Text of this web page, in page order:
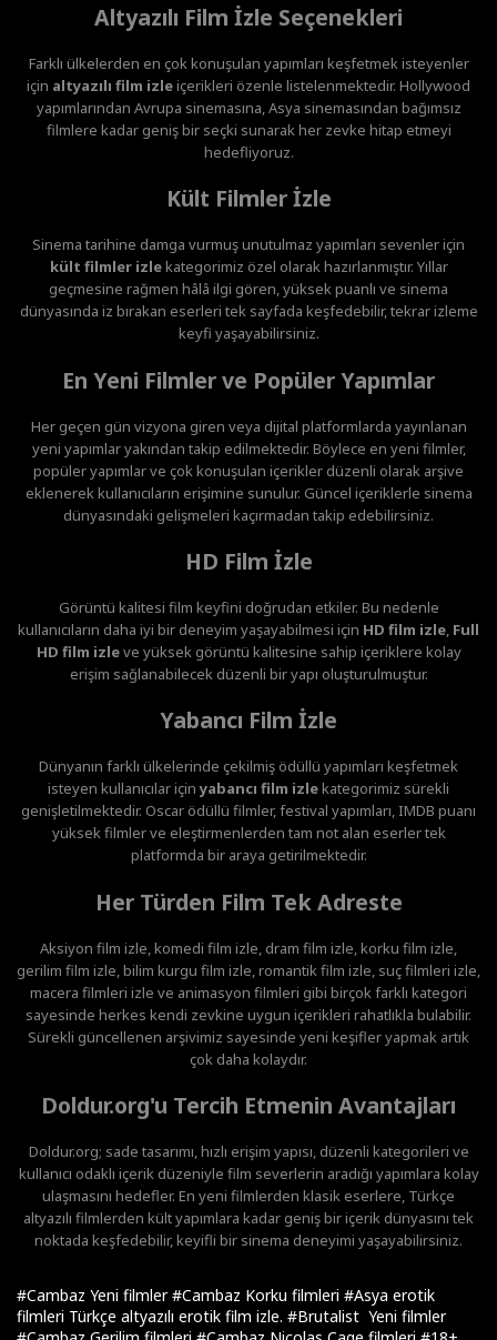
Altyazılı Film İzle Seçenekleri
Farklı ülkelerden en çok konuşulan yapımları keşfetmek isteyenler
için altyazılı film izleiçerikleri özenle listelenmektedir. Hollywood
yapımlarından Avrupa sinemasına, Asya sinemasından bağımsız
filmlere kadar geniş bir seçki sunarak her zevke hitap etmeyi
hedefliyoruz.
Kült Filmler İzle
Sinema tarihine damga vurmuş unutulmaz yapımları sevenler için
kült filmler izlekategorimiz özel olarak hazırlanmıştır. Yıllar
geçmesine rağmen hâlâ ilgi gören, yüksek puanlı ve sinema
dünyasında iz bırakan eserleri tek sayfada keşfedebilir, tekrar izleme
keyfi yaşayabilirsiniz.
En Yeni Filmler ve Popüler Yapımlar
Her geçen gün vizyona giren veya dijital platformlarda yayınlanan
yeni yapımlar yakından takip edilmektedir. Böylece en yeni filmler,
popüler yapımlar ve çok konuşulan içerikler düzenli olarak arşive
eklenerek kullanıcıların erişimine sunulur. Güncel içeriklerle sinema
dünyasındaki gelişmeleri kaçırmadan takip edebilirsiniz.
HD Film İzle
Görüntü kalitesi film keyfini doğrudan etkiler. Bu nedenle
kullanıcıların daha iyi bir deneyim yaşayabilmesi için HD film izle, Full
HD film izleve yüksek görüntü kalitesine sahip içeriklere kolay
erişim sağlanabilecek düzenli bir yapı oluşturulmuştur.
Yabancı Film İzle
Dünyanın farklı ülkelerinde çekilmiş ödüllü yapımları keşfetmek
isteyen kullanıcılar içinyabancı film izlekategorimiz sürekli
genişletilmektedir. Oscar ödüllü filmler, festival yapımları, IMDB puanı
yüksek filmler ve eleştirmenlerden tam not alan eserler tek
platformda bir araya getirilmektedir.
Her Türden Film Tek Adreste
Aksiyon film izle, komedi film izle, dram film izle, korku film izle,
gerilim film izle, bilim kurgu film izle, romantik film izle, suç filmleri izle,
macera filmleri izle ve animasyon filmleri gibi birçok farklı kategori
sayesinde herkes kendi zevkine uygun içerikleri rahatlıkla bulabilir.
Sürekli güncellenen arşivimiz sayesinde yeni keşifler yapmak artık
çok daha kolaydır.
Doldur.org'u Tercih Etmenin Avantajları
Doldur.org; sade tasarımı, hızlı erişim yapısı, düzenli kategorileri ve
kullanıcı odaklı içerik düzeniyle film severlerin aradığı yapımlara kolay
ulaşmasını hedefler. En yeni filmlerden klasik eserlere, Türkçe
altyazılı filmlerden kült yapımlara kadar geniş bir içerik dünyasını tek
noktada keşfedebilir, keyifli bir sinema deneyimi yaşayabilirsiniz.
#Cambaz Yeni filmler#Cambaz Korku filmleri #Asya erotik
filmleri Türkçe altyazılı erotik film izle. #Brutalist Yeni filmler